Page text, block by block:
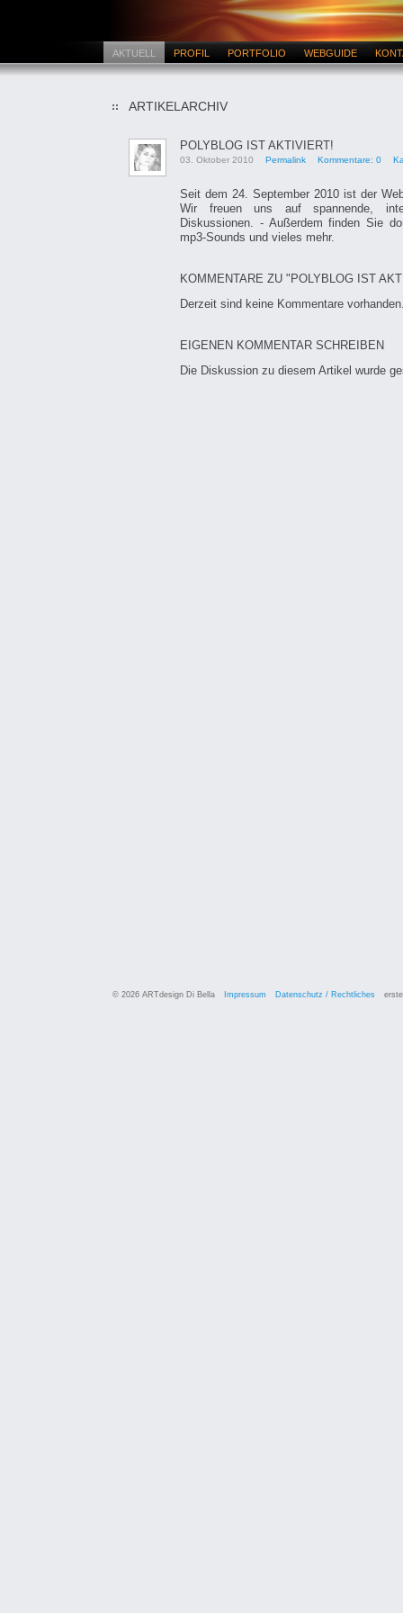
AKTUELL PROFIL PORTFOLIO WEBGUIDE
ARTIKELARCHIV
POLYBLOG IST AKTIVIERT!
03. Oktober 2010 Permalink Kommentare: 0
Seit dem 24. September 2010 ist der
Wir freuen uns auf spannende,
Diskussionen. - Außerdem finden Sie
mp3-Sounds und vieles mehr.
KOMMENTARE ZU "POLYBLOG IST
Derzeit sind keine Kommentare
EIGENEN KOMMENTAR SCHREIBEN
Die Diskussion zu diesem Artikel wurde
© 2026 ARTdesign Di Bella Impressum Datenschutz / Rechtliches